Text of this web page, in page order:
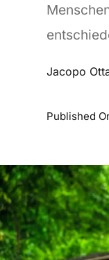
Jacopo
Published